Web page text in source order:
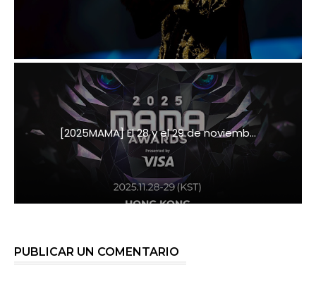
[2025MAMA] El 28 y el 29 de noviemb...
PUBLICAR UN COMENTARIO